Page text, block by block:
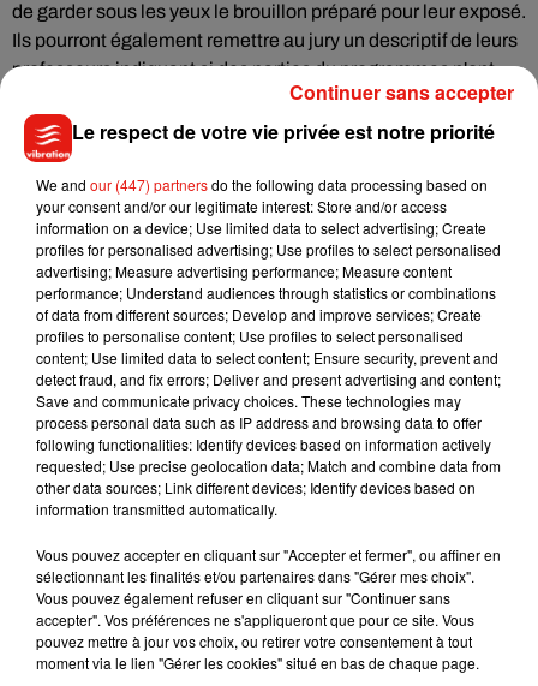
de garder sous les yeux le brouillon préparé pour leur exposé.
Ils pourront également remettre au jury un descriptif de leurs
professeurs indiquant si des parties du programmes n'ont
A l'approche des oraux, les syndicats s'inquiétaient toutefois
de leur organisation, évoquant des retards dans les envois
de convocations aux élèves et aux enseignants qui doivent
composer les jurys.
Outre les retards, "il y a même parfois des incohérences
relevées dans les convocations reçues : les profs sont par
exemple attendus à deux endroits différents au même
moment. Des élèves ont aussi reçu une convocation pour
le… dimanche", relève Catherine Nave-Bekhti, secrétaire
générale du Sgen-CFDT.
"Il y a des rectorats qui fournissent au dernier moment des
tableurs par exemple (...) mais pas de ligne nationale.
Chacun bricole dans son coin, ce qui montre bien que cette
épreuve est mal préparée", déplore également Sophie
Vénétitay secrétaire générale adjointe du Snes-FSU,
premier syndicat du secondaire.
Le respect de votre vie privée est notre priorité
We and our (447) partnersdo the following data processing based on
your consent and/or our legitimate interest: Store and/or access
information on a device; Use limited data to select advertising; Create
profiles for personalised advertising; Use profiles to select personalised
advertising; Measure advertising performance; Measure content
performance; Understand audiences through statistics or combinations
of data from different sources; Develop and improve services; Create
profiles to personalise content; Use profiles to select personalised
content; Use limited data to select content; Ensure security, prevent and
detect fraud, and fix errors; Deliver and present advertising and content;
Save and communicate privacy choices. These technologies may
process personal data such as IP address and browsing data to offer
following functionalities: Identify devices based on information actively
requested; Use precise geolocation data; Match and combine data from
other data sources; Link different devices; Identify devices based on
information transmitted automatically.
Vous pouvez accepter en cliquant sur "Accepter et fermer", ou affiner en
sélectionnant les finalités et/ou partenaires dans "Gérer mes choix".
Vous pouvez également refuser en cliquant sur "Continuer sans
accepter". Vos préférences ne s'appliqueront que pour ce site. Vous
pouvez mettre à jour vos choix, ou retirer votre consentement à tout
moment via le lien "Gérer les cookies" situé en bas de chaque page.
Continuer sans accepter